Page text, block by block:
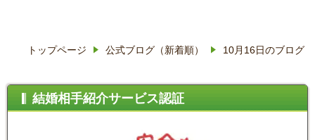
トップページ 公式ブログ（新着順） 10月16日のブログ
結婚相手紹介サービス認証